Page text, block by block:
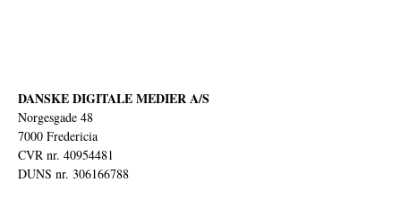
DANSKE DIGITALE MEDIER A/S
Norgesgade 48
7000 Fredericia
CVR nr. 40954481
DUNS nr. 306166788